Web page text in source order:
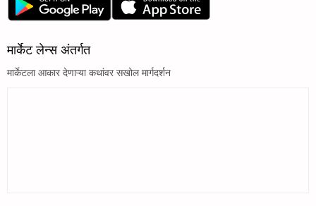
मार्केट लेन्स अंतर्गत
मार्केटला आकार देणाऱ्या कथांवर सखोल मार्गदर्शन